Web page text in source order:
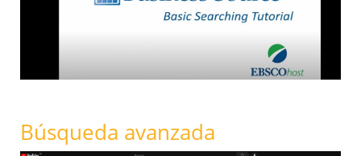
Búsqueda avanzada